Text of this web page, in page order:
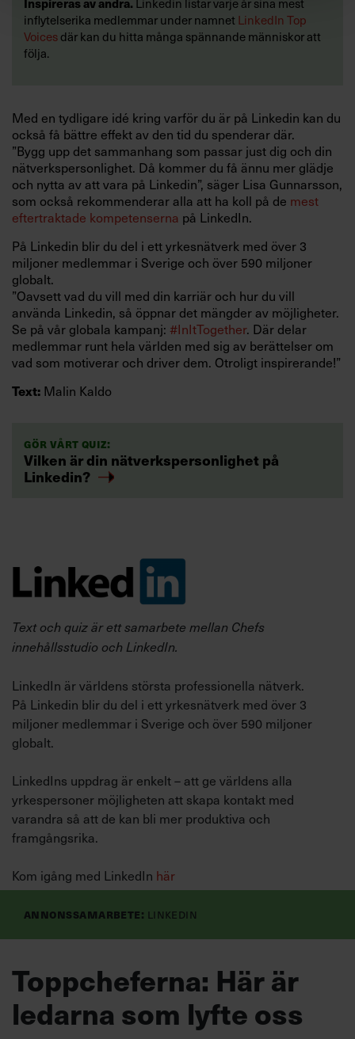
inflytelserika medlemmar under namnet LinkedIn Top
Voicesdär kan du hitta många spännande människor att
följa.
Med en tydligare idé kring varför du är på Linkedin kan du
också få bättre effekt av den tid du spenderar där.
”Bygg upp det sammanhang som passar just dig och din
nätverkspersonlighet. Då kommer du få ännu mer glädje
och nytta av att vara på Linkedin”, säger Lisa Gunnarsson,
som också rekommenderar alla att ha koll på de mest
eftertraktade kompetenserna på LinkedIn.
På Linkedin blir du del i ett yrkesnätverk med över 3
miljoner medlemmar i Sverige och över 590 miljoner
globalt.
”Oavsett vad du vill med din karriär och hur du vill
använda Linkedin, så öppnar det mängder av möjligheter.
Se på vår globala kampanj: #InItTogether. Där delar
medlemmar runt hela världen med sig av berättelser om
vad som motiverar och driver dem. Otroligt inspirerande!”
Text: Malin Kaldo
Gör vårt quiz:
Vilken är din nätverkspersonlighet på
Linkedin?
Annonssamarbete: LinkedIn
Text och quiz är ett samarbete mellan Chefs
innehållsstudio och LinkedIn.
LinkedIn är världens största professionella nätverk.
På Linkedin blir du del i ett yrkesnätverk med över 3
miljoner medlemmar i Sverige och över 590 miljoner
globalt.
LinkedIns uppdrag är enkelt – att ge världens alla
yrkespersoner möjligheten att skapa kontakt med
varandra så att de kan bli mer produktiva och
framgångsrika.
Kom igång med LinkedIn här
Toppcheferna: Här är
ledarna som lyfte oss